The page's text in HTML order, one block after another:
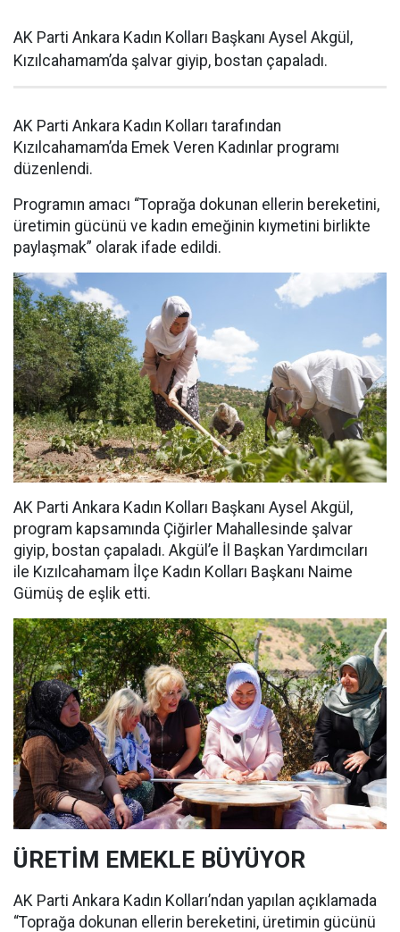
AK Parti Ankara Kadın Kolları Başkanı Aysel Akgül,
Kızılcahamam’da şalvar giyip, bostan çapaladı.
AK Parti Ankara Kadın Kolları tarafından
Kızılcahamam’da Emek Veren Kadınlar programı
düzenlendi.
Programın amacı “Toprağa dokunan ellerin bereketini,
üretimin gücünü ve kadın emeğinin kıymetini birlikte
paylaşmak” olarak ifade edildi.
AK Parti Ankara Kadın Kolları Başkanı Aysel Akgül,
program kapsamında Çiğirler Mahallesinde şalvar
giyip, bostan çapaladı. Akgül’e İl Başkan Yardımcıları
ile Kızılcahamam İlçe Kadın Kolları Başkanı Naime
Gümüş de eşlik etti.
ÜRETİM EMEKLE BÜYÜYOR
AK Parti Ankara Kadın Kolları’ndan yapılan açıklamada
“Toprağa dokunan ellerin bereketini, üretimin gücünü